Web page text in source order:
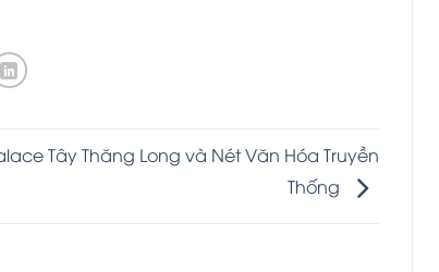
Tây Thăng Long và Nét Văn Hóa Truyền
Thống